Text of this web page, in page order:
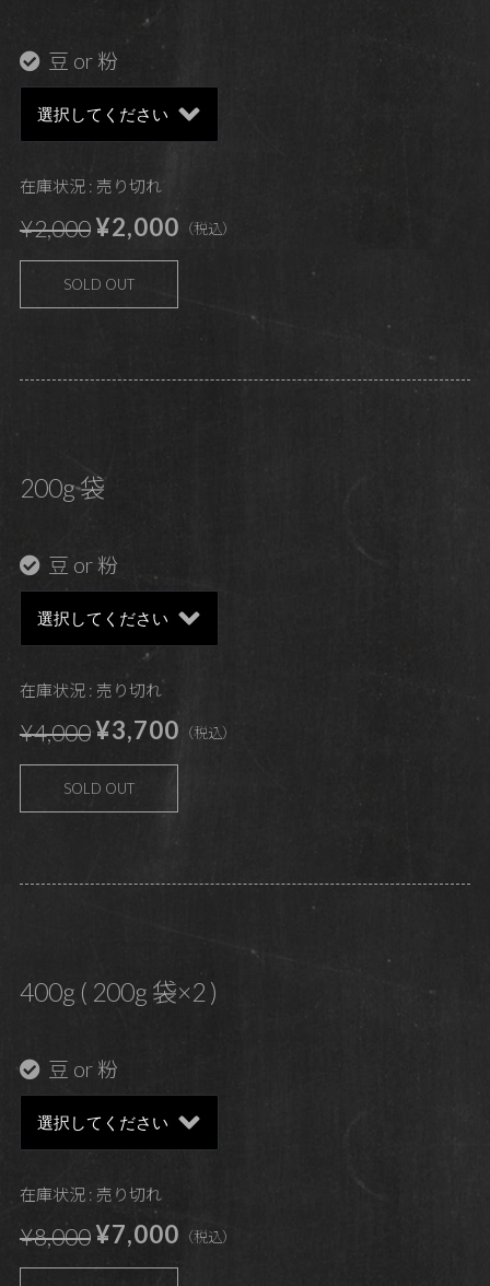
豆 or 粉
在庫状況 : 売り切れ
¥2,000¥2,000 （税込）
SOLD OUT
200g 袋
豆 or 粉
在庫状況 : 売り切れ
¥4,000¥3,700 （税込）
SOLD OUT
400g ( 200g 袋×2 )
豆 or 粉
在庫状況 : 売り切れ
¥8,000¥7,000 （税込）